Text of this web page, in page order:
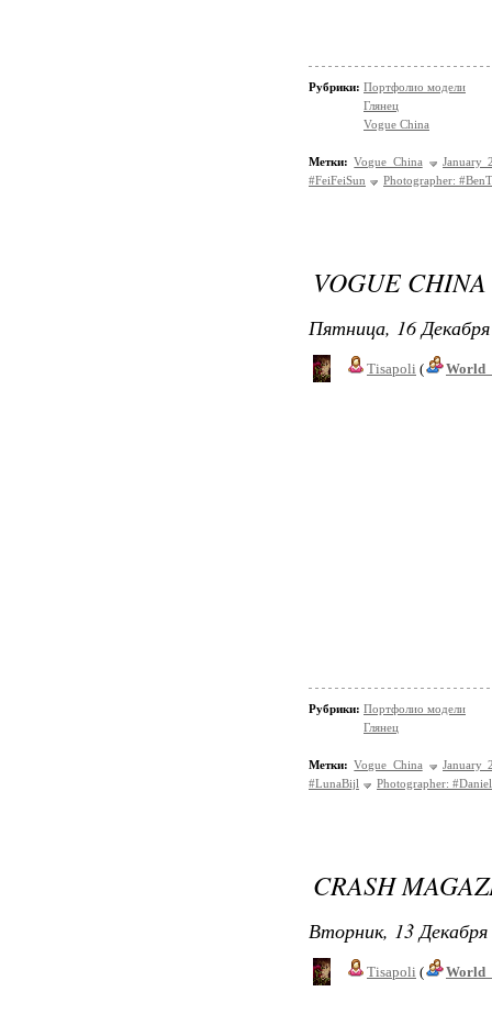
Рубрики: Портфолио модели
Глянец
Vogue China
Метки: Vogue China
January
#FeiFeiSun
Photographer:
VOGUE
Пятница, 16
Tisapoli (
Рубрики: Портфолио модели
Глянец
Метки: Vogue China
January
#LunaBijl
Photographer:
CRASH
Вторник, 13
Tisapoli (